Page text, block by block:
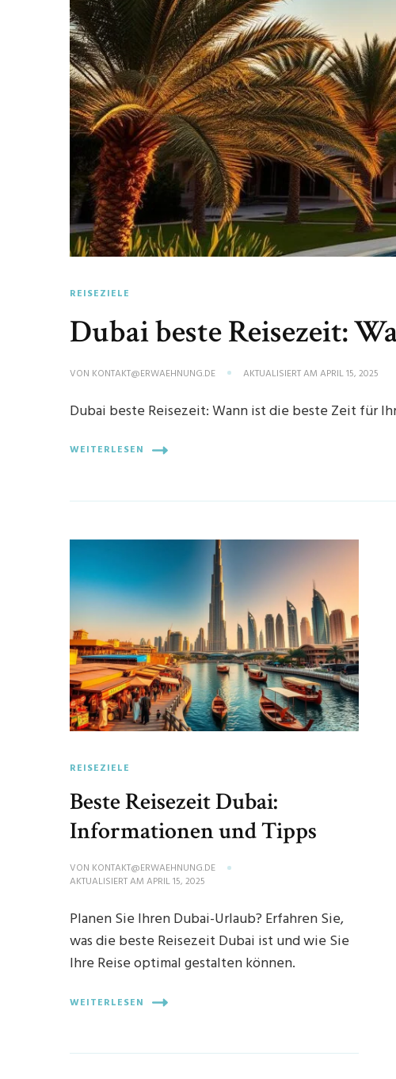
REISEZIELE
Dubai beste Reisezeit:
VON KONTAKT@ERWAEHNUNG.DE AKTUALISIERT AM APRIL 15, 2025
Dubai beste Reisezeit: Wann ist die beste Zeit für
WEITERLESEN
REISEZIELE
Beste Reisezeit Dubai:
Informationen und Tipps
VON KONTAKT@ERWAEHNUNG.DE
AKTUALISIERT AM APRIL 15, 2025
Planen Sie Ihren Dubai-Urlaub? Erfahren Sie,
was die beste Reisezeit Dubai ist und wie Sie
Ihre Reise optimal gestalten können.
WEITERLESEN